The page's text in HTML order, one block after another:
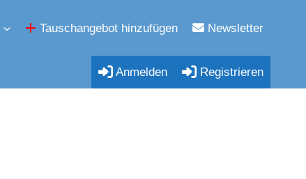
Tauschangebot hinzufügen Newsletter
Anmelden Registrieren